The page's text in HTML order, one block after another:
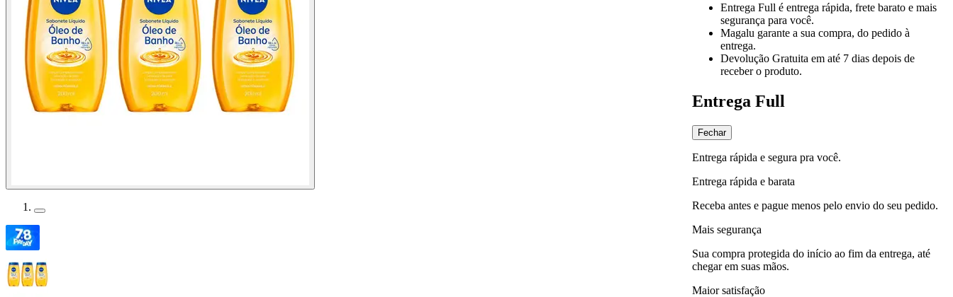
Entrega Full é entrega rápida, frete barato e mais
segurança para você.
Magalu garante a sua compra, do pedido à
entrega.
Devolução Gratuita em até 7 dias depois de
receber o produto.
Entrega Full
Fechar
Entrega rápida e segura pra você.
Entrega rápida e barata
Receba antes e pague menos pelo envio do seu pedido.
Mais segurança
Sua compra protegida do início ao fim da entrega, até
chegar em suas mãos.
Maior satisfação